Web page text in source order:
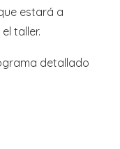
estará a
taller.
detallado